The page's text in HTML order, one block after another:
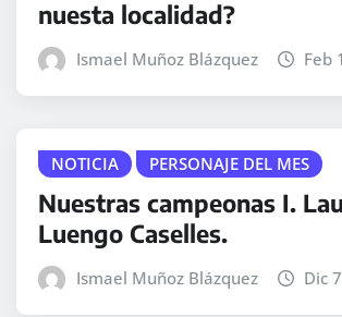
nuesta localidad?
Ismael Muñoz Blázquez Feb
NOTICIA PERSONAJE DEL MES
Nuestras campeonas I.
Luengo Caselles.
Ismael Muñoz Blázquez Dic